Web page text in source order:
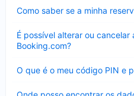
Como saber se a minha
É possível alterar ou cancelar
Booking.com?
Contraído
O que é o meu código PIN e